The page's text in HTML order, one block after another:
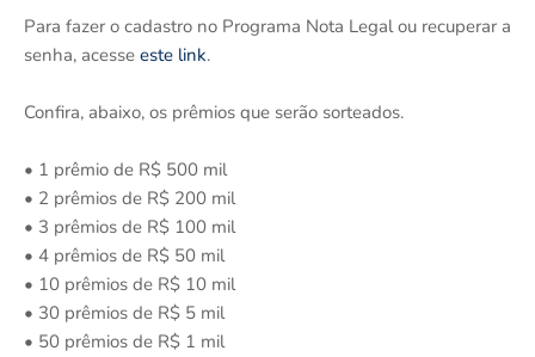
Para fazer o cadastro no Programa Nota Legal ou recuperar a
senha, acesse este link.
Confira, abaixo, os prêmios que serão sorteados.
• 1 prêmio de R$ 500 mil
• 2 prêmios de R$ 200 mil
• 3 prêmios de R$ 100 mil
• 4 prêmios de R$ 50 mil
• 10 prêmios de R$ 10 mil
• 30 prêmios de R$ 5 mil
• 50 prêmios de R$ 1 mil